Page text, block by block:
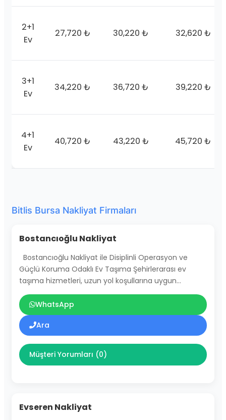
2+1
Ev
27,720 ₺ 30,220 ₺ 32,620 ₺
3+1
Ev
34,220 ₺ 36,720 ₺ 39,220 ₺
4+1
Ev
40,720 ₺ 43,220 ₺ 45,720 ₺
Bitlis Bursa Nakliyat Firmaları
Bostancıoğlu Nakliyat
Bostancıoğlu Nakliyat ile Disiplinli Operasyon ve
Güçlü Koruma Odaklı Ev Taşıma Şehirlerarası ev
taşıma hizmetleri, uzun yol koşullarına uygun…
WhatsApp
Ara
Müşteri Yorumları (0)
Evseren Nakliyat